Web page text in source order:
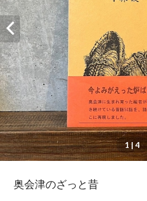
1| 4
奥会津のざっと昔